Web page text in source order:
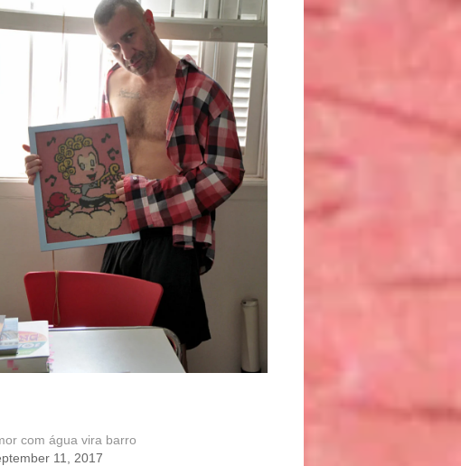
com água vira barro
11, 2017